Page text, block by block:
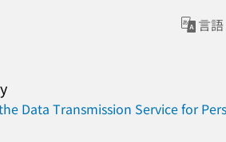
言
Data Transmission Service for